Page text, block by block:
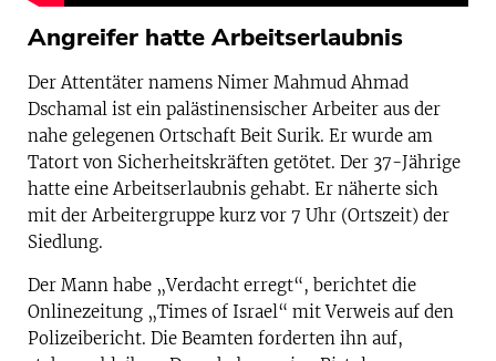
Angreifer hatte Arbeitserlaubnis
Der Attentäter namens Nimer Mahmud Ahmad
Dschamal ist ein palästinensischer Arbeiter aus der
nahe gelegenen Ortschaft Beit Surik. Er wurde am
Tatort von Sicherheitskräften getötet. Der 37-Jährige
hatte eine Arbeitserlaubnis gehabt. Er näherte sich
mit der Arbeitergruppe kurz vor 7 Uhr (Ortszeit) der
Siedlung.
Der Mann habe „Verdacht erregt“, berichtet die
Onlinezeitung „Times of Israel“ mit Verweis auf den
Polizeibericht. Die Beamten forderten ihn auf,